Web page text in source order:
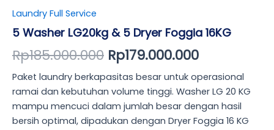
Laundry Full Service
5 Washer LG20kg & 5 Dryer Foggia 16KG
Rp185.000.000 Rp179.000.000
Paket laundry berkapasitas besar untuk operasional
ramai dan kebutuhan volume tinggi. Washer LG 20 KG
mampu mencuci dalam jumlah besar dengan hasil
bersih optimal, dipadukan dengan Dryer Foggia 16 KG